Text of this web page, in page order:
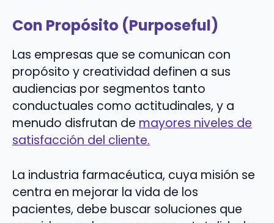
Con Propósito (Purposeful)
Las empresas que se comunican con
propósito y creatividad definen a sus
audiencias por segmentos tanto
conductuales como actitudinales, y a
menudo disfrutan de mayores niveles de
satisfacción del cliente.
La industria farmacéutica, cuya misión se
centra en mejorar la vida de los
pacientes, debe buscar soluciones que